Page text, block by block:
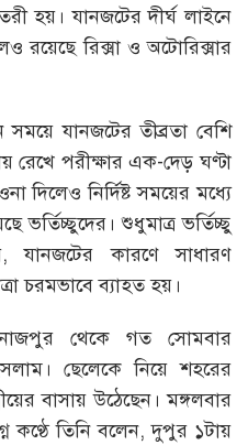
হয়। যানজটের দীর্ঘ লাইনে
রয়েছে রিক্সা ও অটোরিক্সার
সময়ে যানজটের তীব্রতা বেশি
রেখে পরীক্ষার এক-দেড় ঘণ্টা
দিলেও নির্দিষ্ট সময়ের মধ্যে
ভর্তিচ্ছুদের। শুধুমাত্র ভর্তিচ্ছু
যানজটের কারণে সাধারণ
চরমভাবে ব্যাহত হয়।
থেকে গত সোমবার
ছেলেকে নিয়ে শহরের
বাসায় উঠেছেন। মঙ্গলবার
কণ্ঠে তিনি বলেন, দুপুর ১টায়